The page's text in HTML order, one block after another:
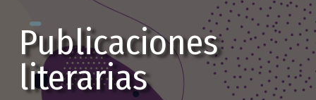
Publicaciones
literarias